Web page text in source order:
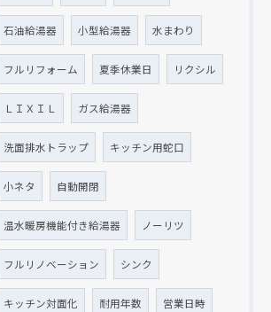
石油給湯器 小型給湯器 水まわり
フルリフォーム 夏季休業日 リクシル
ＬＩＸＩＬ ガス給湯器
洗面排水トラップ キッチン用蛇口
小ネタ 自動開閉
温水暖房機能付き給湯器 ノーリツ
フルリノベーション シンク
キッチン対面化 耐用年数 営業日時